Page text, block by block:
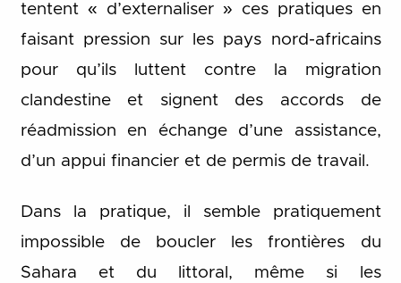
tentent « d’externaliser » ces pratiques en
faisant pression sur les pays nord-africains
pour qu’ils luttent contre la migration
clandestine et signent des accords de
réadmission en échange d’une assistance,
d’un appui financier et de permis de travail.
Dans la pratique, il semble pratiquement
impossible de boucler les frontières du
Sahara et du littoral, même si les